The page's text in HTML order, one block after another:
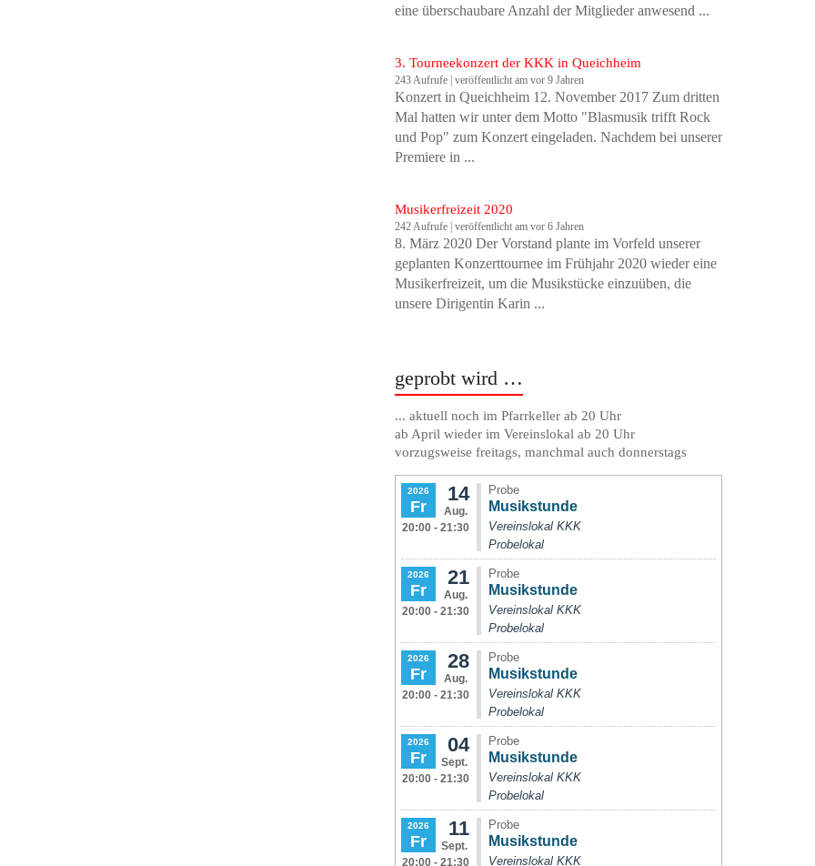
eine überschaubare Anzahl der Mitglieder anwesend ...
3. Tourneekonzert der KKK in Queichheim
243 Aufrufe |veröffentlicht am vor 9 Jahren
Konzert in Queichheim 12. November 2017 Zum dritten
Mal hatten wir unter dem Motto "Blasmusik trifft Rock
und Pop" zum Konzert eingeladen. Nachdem bei unserer
Premiere in ...
Musikerfreizeit 2020
242 Aufrufe |veröffentlicht am vor 6 Jahren
8. März 2020 Der Vorstand plante im Vorfeld unserer
geplanten Konzerttournee im Frühjahr 2020 wieder eine
Musikerfreizeit, um die Musikstücke einzuüben, die
unsere Dirigentin Karin ...
geprobt wird …
... aktuell noch im Pfarrkeller ab 20 Uhr
ab April wieder im Vereinslokal ab 20 Uhr
vorzugsweise freitags, manchmal auch donnerstags